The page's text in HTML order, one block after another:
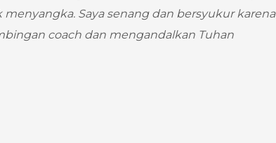
menyangka. Saya senang dan bersyukur karena
coach dan mengandalkan Tuhan